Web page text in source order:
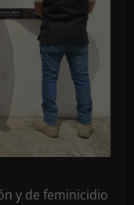
y de feminicidio